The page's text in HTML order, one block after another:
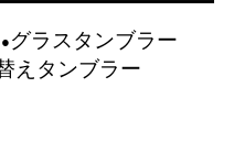
グラスタンブラー
えタンブラー